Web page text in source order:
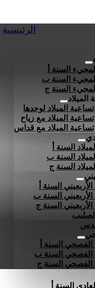
السنة أ
السنة ب
السنة ج
الميلاد
تساعية الميلاد لوحدها
تساعية الميلاد مع زياح
تساعية الميلاد مع قداس
السنة أ
السنة ب
السنة ج
السنة أ
الأربعيني السنة ب
الأربعيني السنة ج
الفصحي السنة أ
الفصحي السنة ب
الفصحي السنة ج
السنة أ
الرئيسية